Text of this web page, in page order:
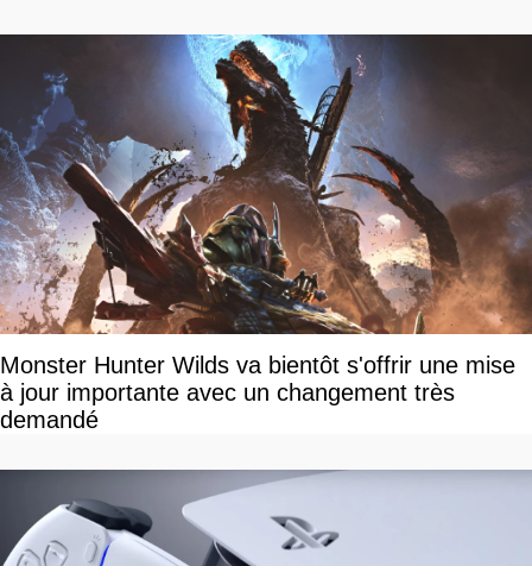
Monster Hunter Wilds va bientôt s'offrir une mise
à jour importante avec un changement très
demandé